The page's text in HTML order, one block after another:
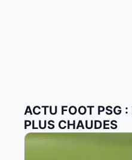
ACTU FOOT PSG :
PLUS CHAUDES